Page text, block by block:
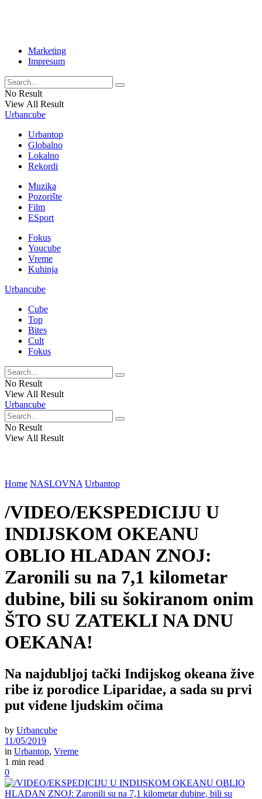
Marketing
Impresum
No Result
View All Result
Urbancube
Urbantop
Globalno
Lokalno
Rekordi
Muzika
Pozorište
Film
ESport
Fokus
Youcube
Vreme
Kuhinja
Urbancube
Cube
Top
Bites
Cult
Fokus
No Result
View All Result
Urbancube
No Result
View All Result
Home NASLOVNA Urbantop
/VIDEO/EKSPEDICIJU U
INDIJSKOM OKEANU
OBLIO HLADAN ZNOJ:
Zaronili su na 7,1 kilometar
dubine, bili su šokiranom onim
ŠTO SU ZATEKLI NA DNU
OEKANA!
Na najdubljoj tački Indijskog okeana žive
ribe iz porodice Liparidae, a sada su prvi
put viđene ljudskim očima
by Urbancube
11/05/2019
in Urbantop, Vreme
1 min read
0